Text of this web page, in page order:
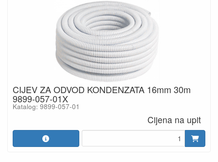
CIJEV ZA ODVOD KONDENZATA 16mm 30m
9899-057-01X
Katalog: 9899-057-01
Cijena na upit